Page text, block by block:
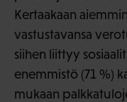
Kertaakaan
vastustavansa
siihen liittyy
enemmistö (71 %)
mukaan